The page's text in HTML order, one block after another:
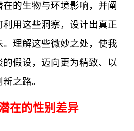
的生物与环境影响，并阐
用这些洞察，设计出真正
理解这些微妙之处，使我
假设，迈向更为精致、以
之路。
在的性别差异